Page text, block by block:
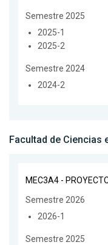
Semestre 2025
2025-1
2025-2
Semestre 2024
2024-2
Facultad de Ciencias
MEC3A4 -
Semestre 2026
2026-1
Semestre 2025